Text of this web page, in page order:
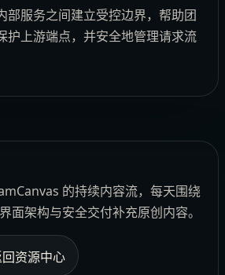
部服务之间建立受控边界，帮助团
护上游端点，并安全地管理请求流
的持续内容流，每天围绕
面架构与安全交付补充原创内容。
资源中心